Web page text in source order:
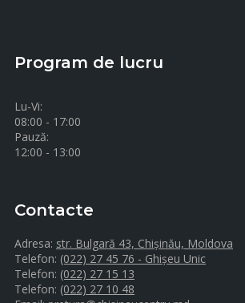
Program de lucru
Lu-Vi:
08:00 - 17:00
Pauză:
12:00 - 13:00
Contacte
Adresa: str. Bulgară 43, Chișinău, Moldova
Telefon: (022) 27 45 76 - Ghișeu Unic
Telefon: (022) 27 15 13
Telefon: (022) 27 10 48